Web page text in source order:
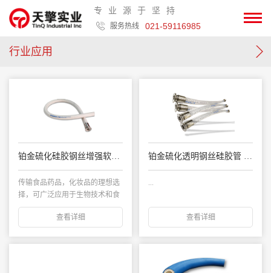
专业源于坚持
服务热线 021-59116985
行业应用
铂金硫化硅胶钢丝增强软管 FLEXNORM SITEK
传输食品药品，化妆品的理想选
择，可广泛应用于生物技术和食
品行业。适应于高...
查看详细
铂金硫化透明钢丝硅胶管 FLEXNORM SITEK-S
...
查看详细